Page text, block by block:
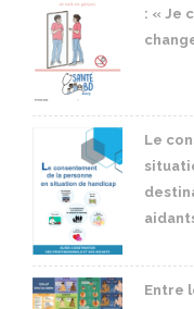
: « Je
Le
Entre